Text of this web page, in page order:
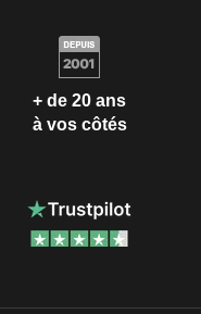
+ de 20 ans
à vos côtés